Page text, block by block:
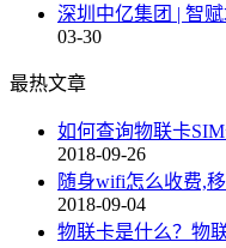
深圳中亿集团 | 智
03-30
最热文章
如何查询物联卡
2018-09-26
随身wifi怎么收费,
2018-09-04
物联卡是什么？物